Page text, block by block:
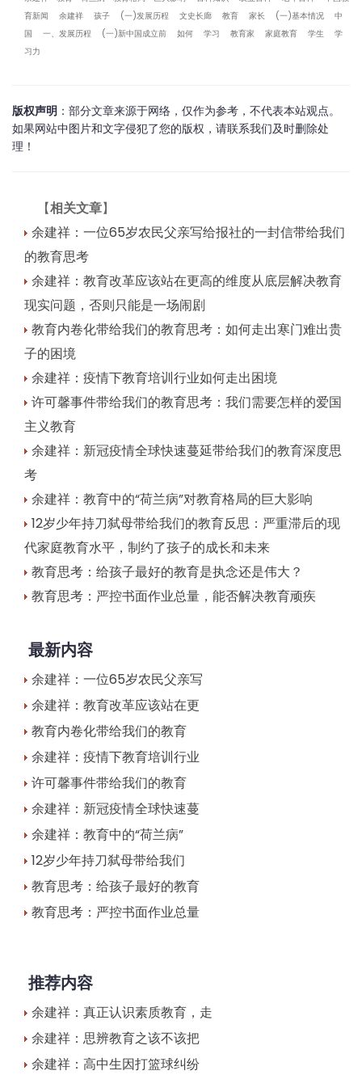
育新闻
余建祥 孩子 (一)发展历程 文史长廊 教育 家长 (一)基本情况
中
国
一、发展历程 (一)新中国成立前 如何 学习 教育家 家庭教育 学生
学
习力
版权声明 ：部分文章来源于网络，仅作为参考，不代表本站观点。
如果网站中图片和文字侵犯了您的版权，请联系我们及时删除处
理！
【相关文章】
余建祥：一位65岁农民父亲写给报社的一封信带给我们
的教育思考
余建祥：教育改革应该站在更高的维度从底层解决教育
现实问题，否则只能是一场闹剧
教育内卷化带给我们的教育思考：如何走出寒门难出贵
子的困境
余建祥：疫情下教育培训行业如何走出困境
许可馨事件带给我们的教育思考：我们需要怎样的爱国
主义教育
余建祥：新冠疫情全球快速蔓延带给我们的教育深度思
考
余建祥：教育中的“荷兰病”对教育格局的巨大影响
12岁少年持刀弑母带给我们的教育反思：严重滞后的现
代家庭教育水平，制约了孩子的成长和未来
教育思考：给孩子最好的教育是执念还是伟大？
教育思考：严控书面作业总量，能否解决教育顽疾
最新内容
余建祥：一位65岁农民父亲写
余建祥：教育改革应该站在更
教育内卷化带给我们的教育
余建祥：疫情下教育培训行业
许可馨事件带给我们的教育
余建祥：新冠疫情全球快速蔓
余建祥：教育中的“荷兰病”
12岁少年持刀弑母带给我们
教育思考：给孩子最好的教育
教育思考：严控书面作业总量
推荐内容
余建祥：真正认识素质教育，走
余建祥：思辨教育之该不该把
余建祥：高中生因打篮球纠纷